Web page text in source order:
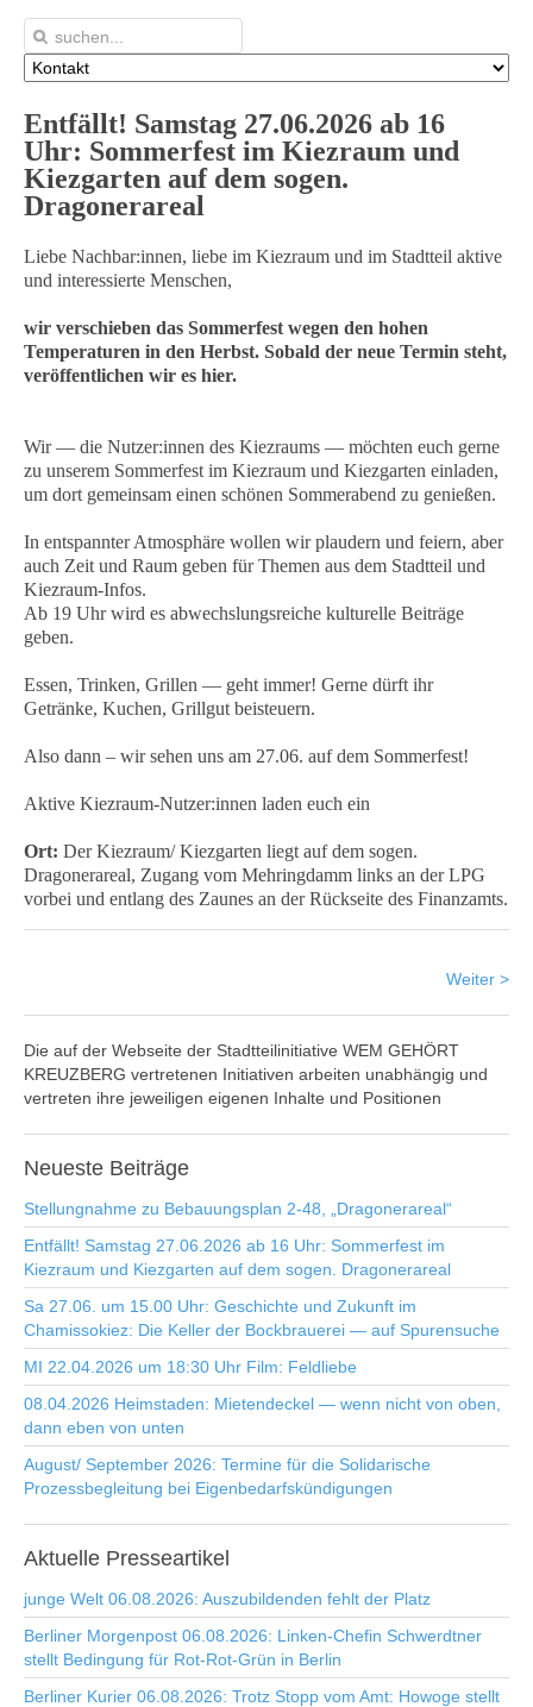
Entfällt! Samstag 27.06.2026 ab 16
Uhr: Sommerfest im Kiezraum und
Kiezgarten auf dem sogen.
Dragonerareal
Liebe Nachbar:innen, liebe im Kiezraum und im Stadtteil aktive
und interessierte Menschen,
wir verschieben das Sommerfest wegen den hohen
Temperaturen in den Herbst. Sobald der neue Termin steht,
veröffentlichen wir es hier.
Wir — die Nutzer:innen des Kiezraums — möchten euch gerne
zu unserem Sommerfest im Kiezraum und Kiezgarten einladen,
um dort gemeinsam einen schönen Sommerabend zu genießen.
In entspannter Atmosphäre wollen wir plaudern und feiern, aber
auch Zeit und Raum geben für Themen aus dem Stadtteil und
Kiezraum-Infos.
Ab 19 Uhr wird es abwechslungsreiche kulturelle Beiträge
geben.
Essen, Trinken, Grillen — geht immer! Gerne dürft ihr
Getränke, Kuchen, Grillgut beisteuern.
Also dann – wir sehen uns am 27.06. auf dem Sommerfest!
Aktive Kiezraum-Nutzer:innen laden euch ein
Ort: Der Kiezraum/ Kiezgarten liegt auf dem sogen.
Dragonerareal, Zugang vom Mehringdamm links an der LPG
vorbei und entlang des Zaunes an der Rückseite des Finanzamts.
Weiter >
Die auf der Webseite der Stadtteilinitiative WEM GEHÖRT
KREUZBERG vertretenen Initiativen arbeiten unabhängig und
vertreten ihre jeweiligen eigenen Inhalte und Positionen
Neueste Beiträge
Stellungnahme zu Bebauungsplan 2-48, „Dragonerareal“
Entfällt! Samstag 27.06.2026 ab 16 Uhr: Sommerfest im
Kiezraum und Kiezgarten auf dem sogen. Dragonerareal
Sa 27.06. um 15.00 Uhr: Geschichte und Zukunft im
Chamissokiez: Die Keller der Bockbrauerei — auf Spurensuche
MI 22.04.2026 um 18:30 Uhr Film: Feldliebe
08.04.2026 Heimstaden: Mietendeckel — wenn nicht von oben,
dann eben von unten
August/ September 2026: Termine für die Solidarische
Prozessbegleitung bei Eigenbedarfskündigungen
Aktuelle Presseartikel
junge Welt 06.08.2026: Auszubildenden fehlt der Platz
Berliner Morgenpost 06.08.2026: Linken-Chefin Schwerdtner
stellt Bedingung für Rot-Rot-Grün in Berlin
Berliner Kurier 06.08.2026: Trotz Stopp vom Amt: Howoge stellt